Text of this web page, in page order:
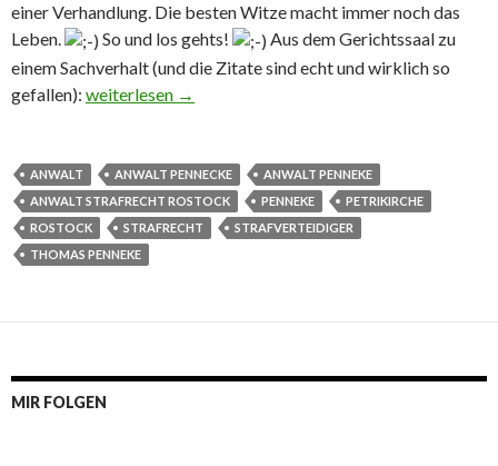
einer Verhandlung. Die besten Witze macht immer noch das
Leben.
So und los gehts!
Aus dem Gerichtssaal zu
einem Sachverhalt (und die Zitate sind echt und wirklich so
gefallen): Lustiges aus dem Gerichtssaal März
weiterlesen →
ANWALT ANWALT PENNECKE
ANWALT PENNEKE
ANWALT STRAFRECHT ROSTOCK
PENNEKE
PETRIKIRCHE
ROSTOCK
STRAFRECHT
STRAFVERTEIDIGER
THOMAS PENNEKE
MIR FOLGEN